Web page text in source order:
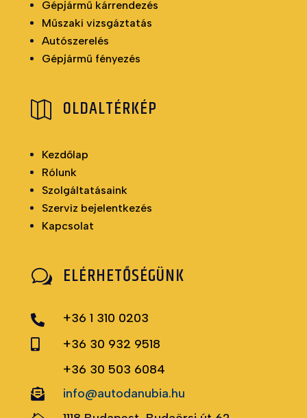
Gépjármű kárrendezés
Műszaki vizsgáztatás
Autószerelés
Gépjármű fényezés
 OLDALTÉRKÉP
Kezdőlap
Rólunk
Szolgáltatásaink
Szerviz bejelentkezés
Kapcsolat
w ELÉRHETŐSÉGÜNK
 +36 1 310 0203

+36 30 932 9518
+36 30 503 6084
 info@autodanubia.hu